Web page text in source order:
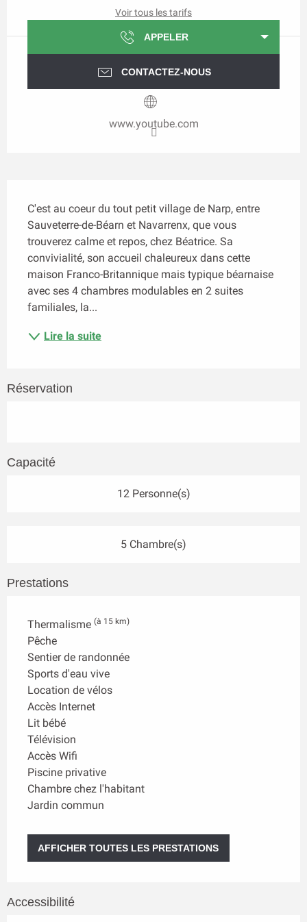
Voir tous les tarifs
APPELER
CONTACTEZ-NOUS
www.youtube.com
C'est au coeur du tout petit village de Narp, entre
Sauveterre-de-Béarn et Navarrenx, que vous
trouverez calme et repos, chez Béatrice. Sa
convivialité, son accueil chaleureux dans cette
maison Franco-Britannique mais typique béarnaise
avec ses 4 chambres modulables en 2 suites
familiales, la...
Lire la suite
Réservation
Capacité
12 Personne(s)
5 Chambre(s)
Prestations
Thermalisme (à 15 km)
Pêche
Sentier de randonnée
Sports d'eau vive
Location de vélos
Accès Internet
Lit bébé
Télévision
Accès Wifi
Piscine privative
Chambre chez l'habitant
Jardin commun
AFFICHER TOUTES LES PRESTATIONS
Accessibilité